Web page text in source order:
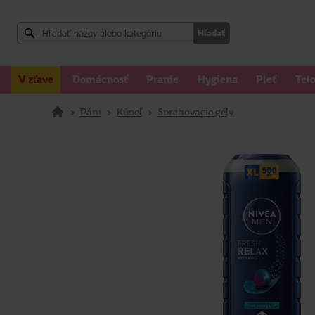
Hľadať
V zľave Domácnosť Pranie Hygiena Pleť Telo
> Páni > Kúpeľ > Sprchovacie gély